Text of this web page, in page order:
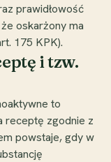
prawidłowość
oskarżony ma
175 KPK).
i tzw.
to
receptę zgodnie z
powstaje, gdy w